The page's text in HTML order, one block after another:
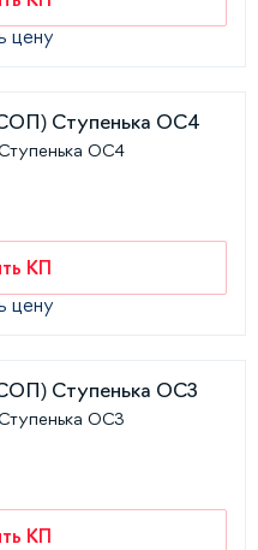
цену
ОС4
КП
цену
ОС3
КП